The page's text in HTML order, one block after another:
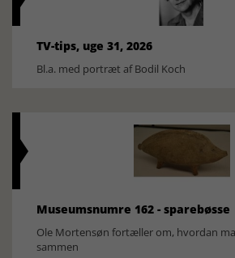
TV-tips, uge 31, 2026
Bl.a. med portræt af Bodil Koch
Museumsnumre 162 - sparebøsse
Ole Mortensøn fortæller om, hvordan
sammen